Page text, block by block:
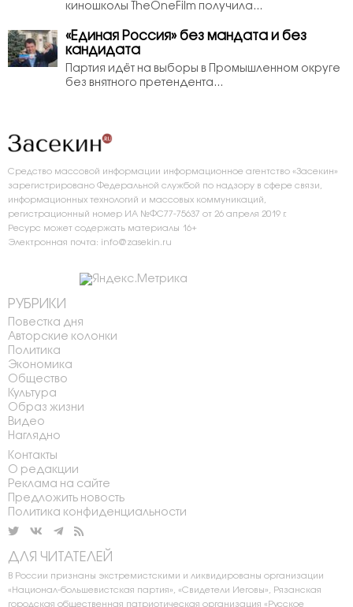
киношколы TheOneFilm получила...
«Единая Россия» без мандата и без
кандидата
Партия идёт на выборы в Промышленном округе
без внятного претендента...
Средство массовой информации информационное агентство «Засекин»
зарегистрировано Федеральной службой по надзору в сфере связи,
информационных технологий и массовых коммуникаций,
регистрационный номер ИА №ФС77-75637 от 26 апреля 2019 г.
Ресурс может содержать материалы 16+
Электронная почта: info@zasekin.ru
РУБРИКИ
Повестка дня
Авторские колонки
Политика
Экономика
Общество
Культура
Образ жизни
Видео
Наглядно
Контакты
О редакции
Реклама на сайте
Предложить новость
Политика конфиденциальности
ДЛЯ ЧИТАТЕЛЕЙ
В России признаны экстремистскими и ликвидированы организации
«Национал-большевистская партия», «Свидетели Иеговы», Рязанская
городская общественная патриотическая организация «Русское